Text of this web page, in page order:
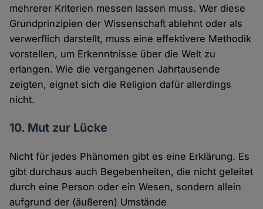
mehrerer Kriterien messen lassen muss. Wer diese
Grundprinzipien der Wissenschaft ablehnt oder als
verwerflich darstellt, muss eine effektivere Methodik
vorstellen, um Erkenntnisse über die Welt zu
erlangen. Wie die vergangenen Jahrtausende
zeigten, eignet sich die Religion dafür allerdings
nicht.
10. Mut zur Lücke
Nicht für jedes Phänomen gibt es eine Erklärung. Es
gibt durchaus auch Begebenheiten, die nicht geleitet
durch eine Person oder ein Wesen, sondern allein
aufgrund der (äußeren) Umstände